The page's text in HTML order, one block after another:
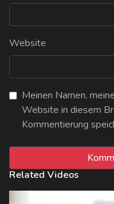
Website
Meinen Namen,
Website in diesem
Kommentierung
Related Videos